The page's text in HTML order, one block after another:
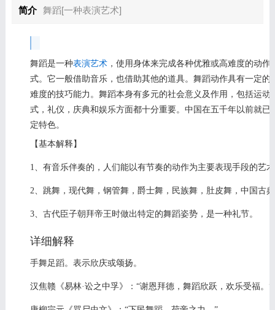
简介 舞蹈[一种表演艺术]
舞蹈是一种表演艺术，使用身体来完成各种优雅或高难度的动
式。它一般借助音乐，也借助其他的道具。舞蹈动作具有一定
难度的技巧能力。舞蹈本身有多元的社会意义及作用，包括运动
式，礼仪，庆典和娱乐方面都十分重要。中国在五千年以前就已
定特色。
【基本解释】
1、有音乐伴奏的，人们能以有节奏的动作为主要表现手段的艺
2、跳舞，现代舞，钢管舞，爵士舞，民族舞，肚皮舞，中国古
3、古代臣子朝拜帝王时做出特定的舞蹈姿势，是一种礼节。
详细解释
手舞足蹈。表示欣庆或颂扬。
汉焦赣《易林·讼之中孚》：“谢恩拜德，舞蹈欣跃，欢乐受福。”